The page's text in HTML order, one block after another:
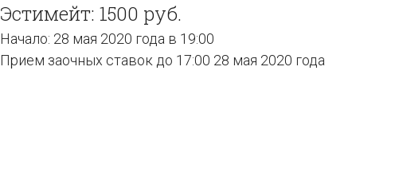
Эстимейт: 1500 руб.
Начало: 28 мая 2020 года в 19:00
Прием заочных ставок до 17:00 28 мая 2020 года